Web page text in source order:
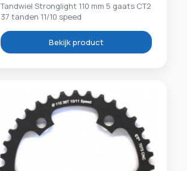
Tandwiel Stronglight 110 mm 5 gaats CT2
37 tanden 11/10 speed
Bekijk product